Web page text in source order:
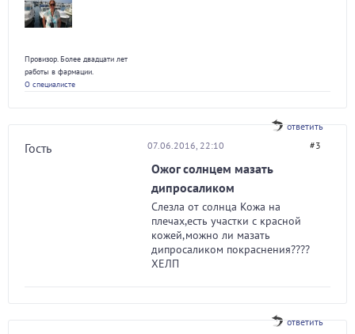
Провизор. Более двадцати лет
работы в фармации.
О специалисте
ответить
Гость 07.06.2016, 22:10 #3
Ожог солнцем мазать
дипросаликом
Слезла от солнца Кожа на
плечах,есть участки с красной
кожей,можно ли мазать
дипросаликом покраснения????
ХЕЛП
ответить